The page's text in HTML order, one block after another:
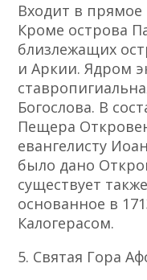
Входит в
Кроме острова
близлежащих
и Аркии. Ядром
Богослова. В
Пещера
евангелисту
было дано
существует
основанное в
Калогерасом.
5. Святая Гора